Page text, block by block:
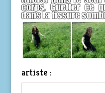
artiste :